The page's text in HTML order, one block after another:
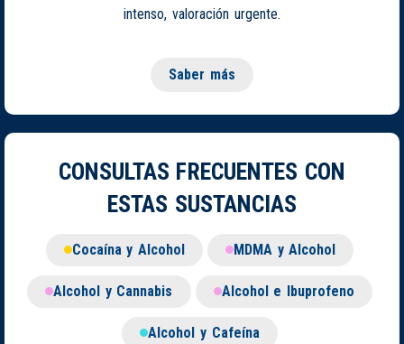
intenso, valoración urgente.
Saber más
CONSULTAS FRECUENTES CON
ESTAS SUSTANCIAS
Cocaína y Alcohol MDMA y Alcohol
Alcohol y Cannabis Alcohol e Ibuprofeno
Alcohol y Cafeína